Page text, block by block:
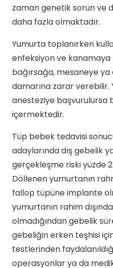
zaman genetik sorun ve
daha fazla olmaktadır.
Yumurta toplanırken
enfeksiyon ve
bağırsağa, mesaneye
damarına zarar verebilir.
anesteziye başvurulursa
içermektedir.
Tüp bebek tedavisi
adaylarında dış gebelik
gerçekleşme riski yüzde 2
Döllenen yumurtanın
fallop tüpüne implante
yumurtanın rahim
olmadığından gebelik
gebeliğin erken teşhisi
testlerinden
operasyonlar ya da